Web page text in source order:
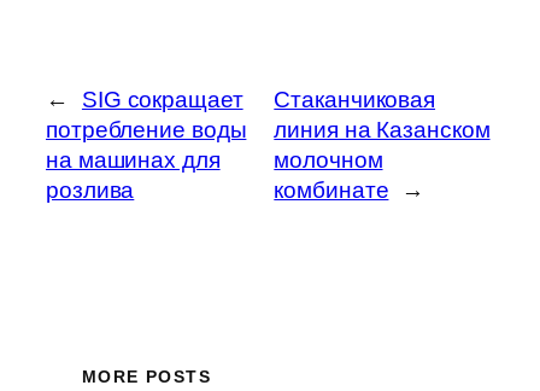
←
SIG сокращает
потребление воды
на машинах для
розлива
Стаканчиковая
линия на Казанском
молочном
комбинате
→
MORE POSTS